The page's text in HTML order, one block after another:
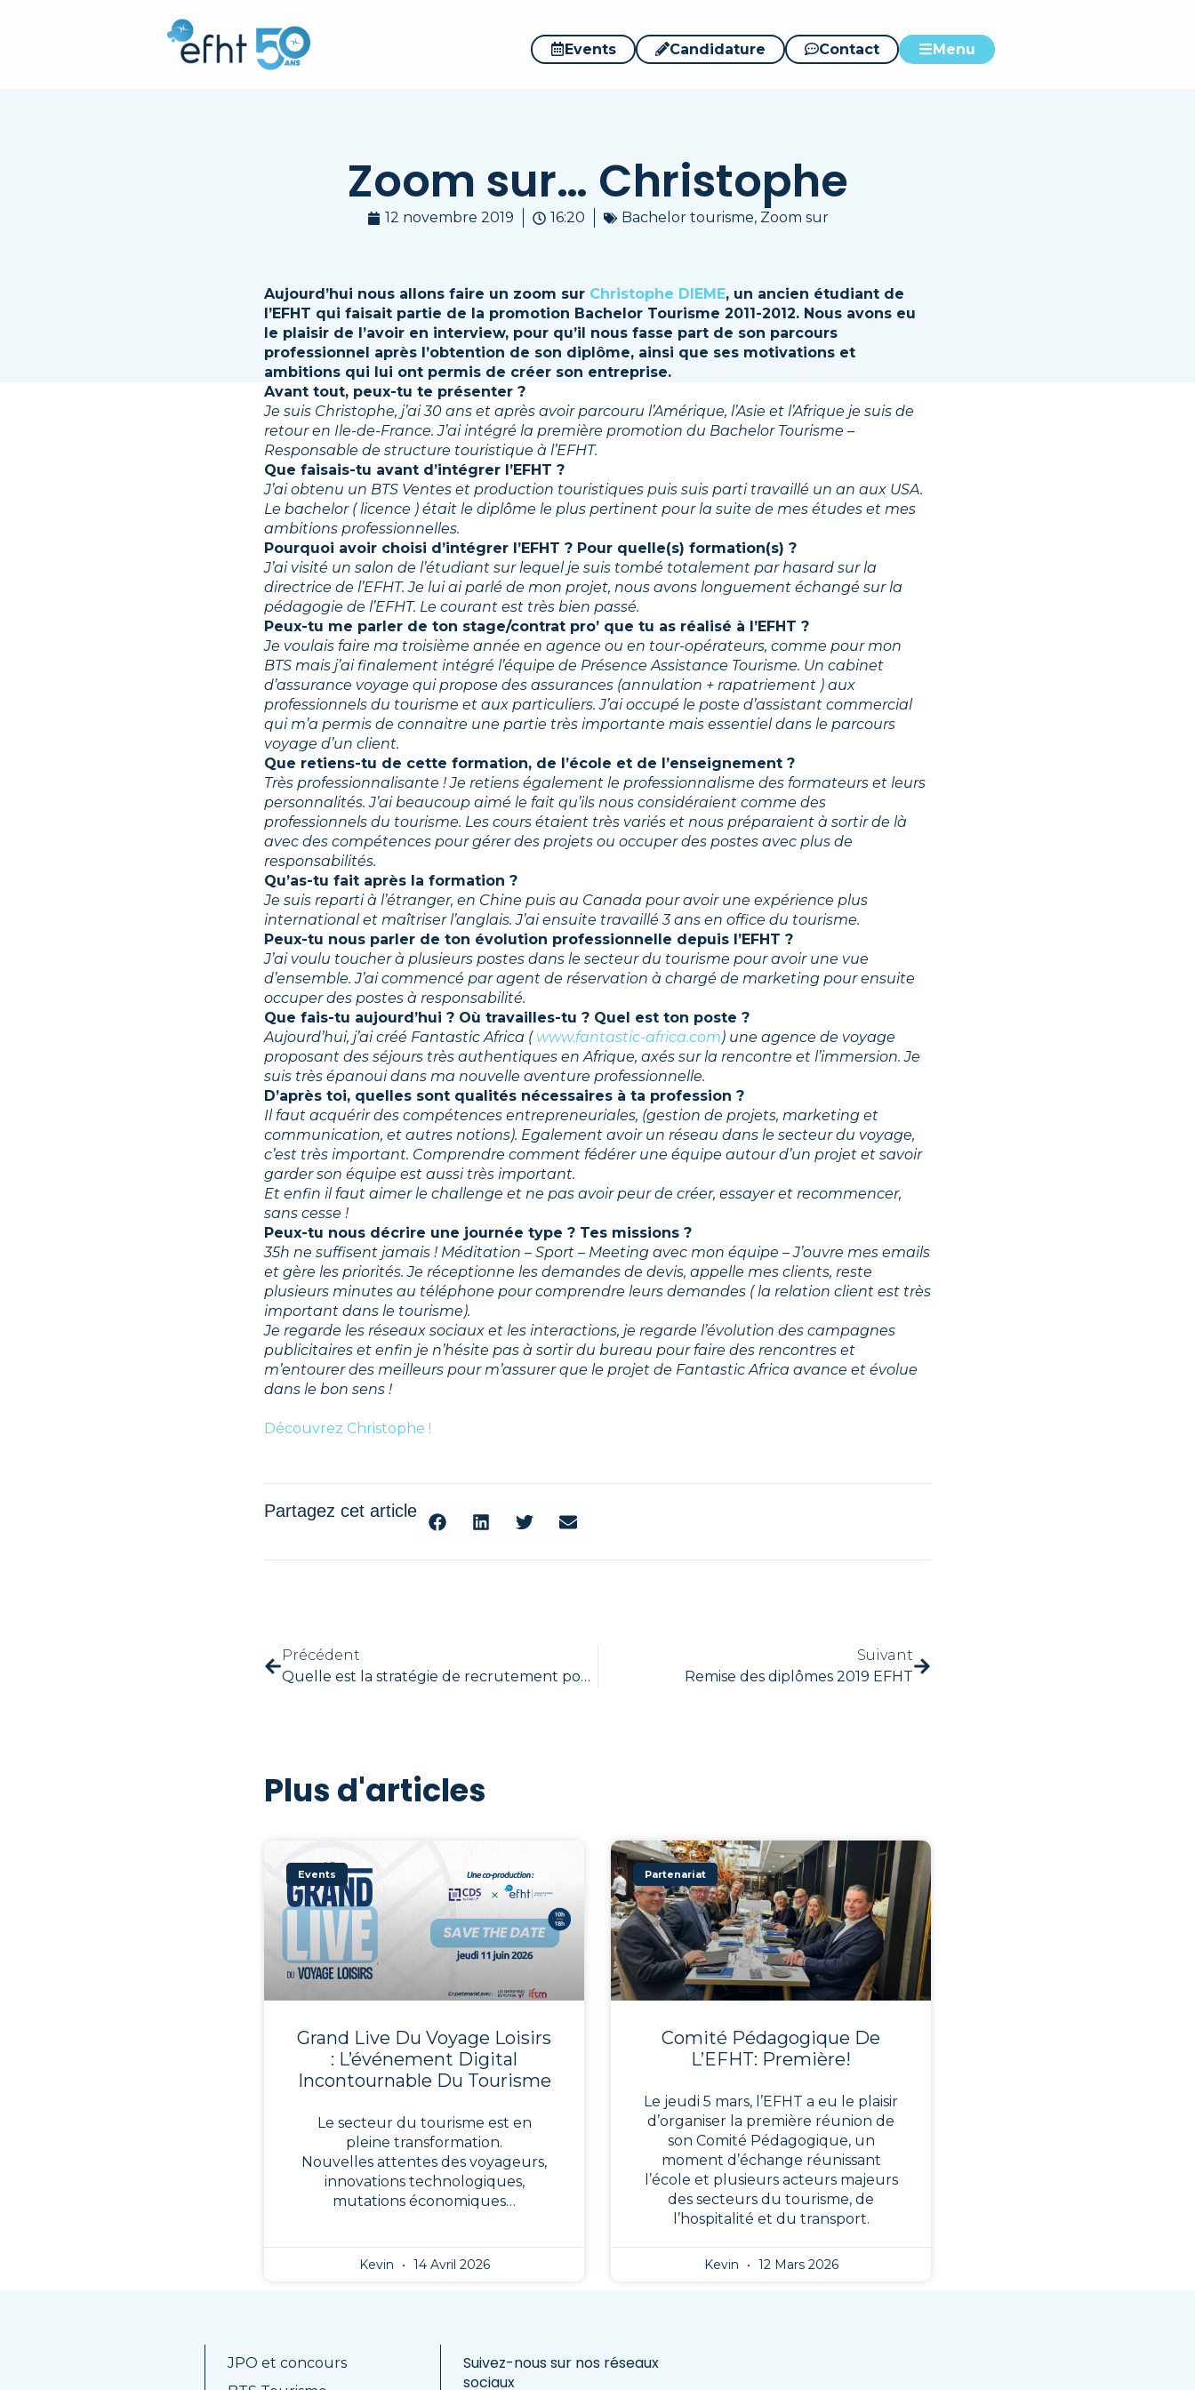
Events Candidature Contact Menu
Zoom sur… Christophe
12 novembre 2019 16:20 Bachelor tourisme, Zoom sur
Aujourd’hui nous allons faire un zoom sur Christophe DIEME, un ancien étudiant de
l’EFHT qui faisait partie de la promotion Bachelor Tourisme 2011-2012. Nous avons eu
le plaisir de l’avoir en interview, pour qu’il nous fasse part de son parcours
professionnel après l’obtention de son diplôme, ainsi que ses motivations et
ambitions qui lui ont permis de créer son entreprise.
Avant tout, peux-tu te présenter ?
Je suis Christophe, j’ai 30 ans et après avoir parcouru l’Amérique, l’Asie et l’Afrique je suis de
retour en Ile-de-France. J’ai intégré la première promotion du Bachelor Tourisme –
Responsable de structure touristique à l’EFHT.
Que faisais-tu avant d’intégrer l’EFHT ?
J’ai obtenu un BTS Ventes et production touristiques puis suis parti travaillé un an aux USA.
Le bachelor ( licence ) était le diplôme le plus pertinent pour la suite de mes études et mes
ambitions professionnelles.
Pourquoi avoir choisi d’intégrer l’EFHT ? Pour quelle(s) formation(s) ?
J’ai visité un salon de l’étudiant sur lequel je suis tombé totalement par hasard sur la
directrice de l’EFHT. Je lui ai parlé de mon projet, nous avons longuement échangé sur la
pédagogie de l’EFHT. Le courant est très bien passé.
Peux-tu me parler de ton stage/contrat pro’ que tu as réalisé à l’EFHT ?
Je voulais faire ma troisième année en agence ou en tour-opérateurs, comme pour mon
BTS mais j’ai finalement intégré l’équipe de Présence Assistance Tourisme. Un cabinet
d’assurance voyage qui propose des assurances (annulation + rapatriement ) aux
professionnels du tourisme et aux particuliers. J’ai occupé le poste d’assistant commercial
qui m’a permis de connaitre une partie très importante mais essentiel dans le parcours
voyage d’un client.
Que retiens-tu de cette formation, de l’école et de l’enseignement ?
Très professionnalisante ! Je retiens également le professionnalisme des formateurs et leurs
personnalités. J’ai beaucoup aimé le fait qu’ils nous considéraient comme des
professionnels du tourisme. Les cours étaient très variés et nous préparaient à sortir de là
avec des compétences pour gérer des projets ou occuper des postes avec plus de
responsabilités.
Qu’as-tu fait après la formation ?
Je suis reparti à l’étranger, en Chine puis au Canada pour avoir une expérience plus
international et maîtriser l’anglais. J’ai ensuite travaillé 3 ans en office du tourisme.
Peux-tu nous parler de ton évolution professionnelle depuis l’EFHT ?
J’ai voulu toucher à plusieurs postes dans le secteur du tourisme pour avoir une vue
d’ensemble. J’ai commencé par agent de réservation à chargé de marketing pour ensuite
occuper des postes à responsabilité.
Que fais-tu aujourd’hui ? Où travailles-tu ? Quel est ton poste ?
Aujourd’hui, j’ai créé Fantastic Africa ( www.fantastic-africa.com) une agence de voyage
proposant des séjours très authentiques en Afrique, axés sur la rencontre et l’immersion. Je
suis très épanoui dans ma nouvelle aventure professionnelle.
D’après toi, quelles sont qualités nécessaires à ta profession ?
Il faut acquérir des compétences entrepreneuriales, (gestion de projets, marketing et
communication, et autres notions). Egalement avoir un réseau dans le secteur du voyage,
c’est très important. Comprendre comment fédérer une équipe autour d’un projet et savoir
garder son équipe est aussi très important.
Et enfin il faut aimer le challenge et ne pas avoir peur de créer, essayer et recommencer,
sans cesse !
Peux-tu nous décrire une journée type ? Tes missions ?
35h ne suffisent jamais ! Méditation – Sport – Meeting avec mon équipe – J’ouvre mes emails
et gère les priorités. Je réceptionne les demandes de devis, appelle mes clients, reste
plusieurs minutes au téléphone pour comprendre leurs demandes ( la relation client est très
important dans le tourisme).
Je regarde les réseaux sociaux et les interactions, je regarde l’évolution des campagnes
publicitaires et enfin je n’hésite pas à sortir du bureau pour faire des rencontres et
m’entourer des meilleurs pour m’assurer que le projet de Fantastic Africa avance et évolue
dans le bon sens !
Découvrez Christophe !
Partagez cet article
Précédent
Quelle est la stratégie de recrutement pour l’entreprise Monde Authentique ?
Suivant
Remise des diplômes 2019 EFHT
Plus d'articles
Events
Grand Live Du Voyage Loisirs
: L’événement Digital
Incontournable Du Tourisme
Le secteur du tourisme est en
pleine transformation.
Nouvelles attentes des voyageurs,
innovations technologiques,
mutations économiques…
Kevin 14 Avril 2026
Partenariat
Comité Pédagogique De
L’EFHT: Première!
Le jeudi 5 mars, l’EFHT a eu le plaisir
d’organiser la première réunion de
son Comité Pédagogique, un
moment d’échange réunissant
l’école et plusieurs acteurs majeurs
des secteurs du tourisme, de
l’hospitalité et du transport.
Kevin 12 Mars 2026
JPO et concours
Suivez-nous sur nos réseaux
sociaux